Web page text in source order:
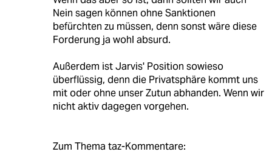
Nein sagen können ohne Sanktionen
befürchten zu müssen, denn sonst wäre diese
Forderung ja wohl absurd.
Außerdem ist Jarvis' Position sowieso
überflüssig, denn die Privatsphäre kommt uns
mit oder ohne unser Zutun abhanden. Wenn wir
nicht aktiv dagegen vorgehen.
Zum Thema taz-Kommentare: